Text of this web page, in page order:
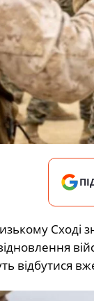
Сході
відбутися